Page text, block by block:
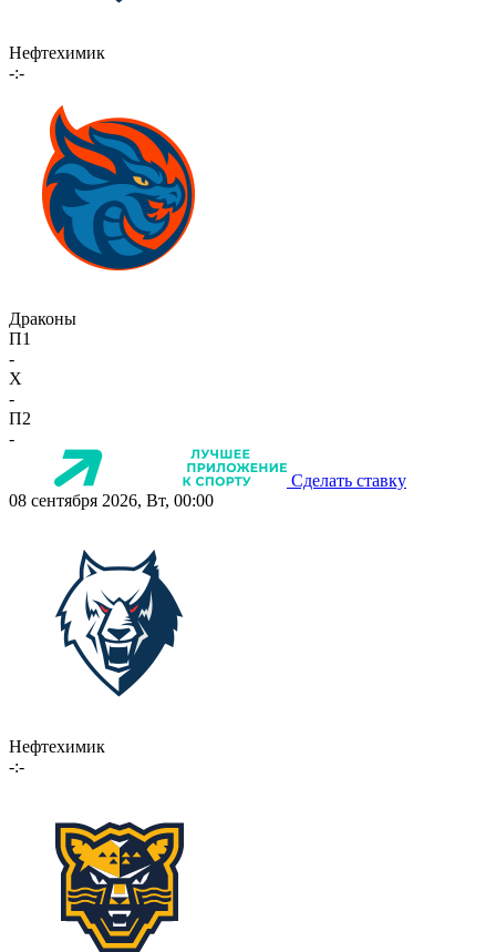
Нефтехимик
-:-
Драконы
П1
-
X
-
П2
-
Сделать ставку
08 сентября 2026, Вт, 00:00
Нефтехимик
-:-